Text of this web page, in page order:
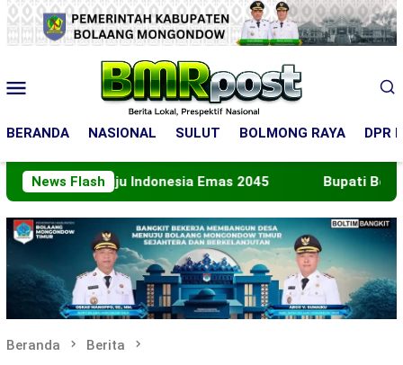
Loncat
ke
konten
Mobile
BERANDA NASIONAL SULUT BOLMONG RAYA DPR
News Flash
Indonesia Emas 2045 Bupati Boltara Lepas
Beranda Berita